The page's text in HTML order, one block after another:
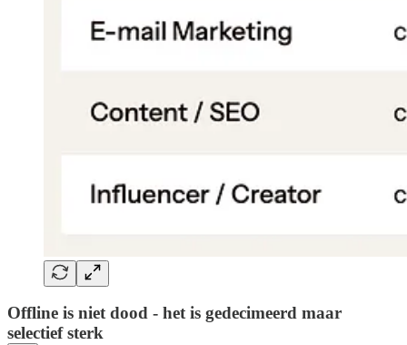
Offline is niet dood - het is gedecimeerd maar
selectief sterk